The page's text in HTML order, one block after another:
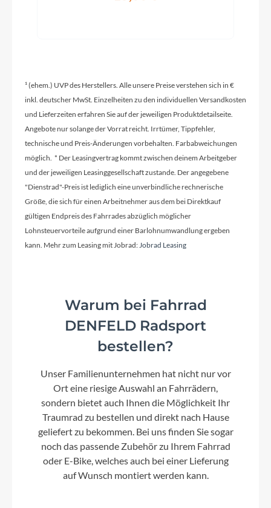
Farbe
carbon'n'black
Kette
Sram SX Eagle™
Laufradgröße
Steuersatz
ACROS AZF-675, ICR (Integrated Cable Routing),
Stack 1 1/2" (ZS 56mm), Fiber Inserts for Angle
Adjustment
Sattel
Natural Fit Venec Lite
¹ (ehem.) UVP des Herstellers. Alle unsere Preise verstehen sich in €
inkl. deutscher MwSt. Einzelheiten zu den individuellen Versandkosten
und Lieferzeiten erfahren Sie auf der jeweiligen Produktdetailseite.
Angebote nur solange der Vorrat reicht. Irrtümer, Tippfehler,
technische und Preis-Änderungen vorbehalten. Farbabweichungen
möglich. * Der Leasingvertrag kommt zwischen deinem Arbeitgeber
und der jeweiligen Leasinggesellschaft zustande. Der angegebene
"Dienstrad"-Preis ist lediglich eine unverbindliche rechnerische
Größe, die sich für einen Arbeitnehmer aus dem bei Direktkauf
gültigen Endpreis des Fahrrades abzüglich möglicher
Lohnsteuervorteile aufgrund einer Barlohnumwandlung ergeben
kann. Mehr zum Leasing mit Jobrad:Jobrad Leasing
Warum bei Fahrrad
DENFELD Radsport
bestellen?
Unser Familienunternehmen hat nicht nur vor
Ort eine riesige Auswahl an Fahrrädern,
sondern bietet auch Ihnen die Möglichkeit Ihr
Traumrad zu bestellen und direkt nach Hause
geliefert zu bekommen. Bei uns finden Sie sogar
noch das passende Zubehör zu Ihrem Fahrrad
oder E-Bike, welches auch bei einer Lieferung
auf Wunsch montiert werden kann.